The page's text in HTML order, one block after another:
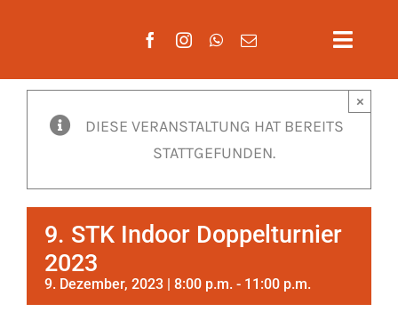
Toggle
Aktuelles
DIESE VERANSTALTUNG HAT BEREITS
STATTGEFUNDEN.
×
9. STK Indoor Doppelturnier
2023
9. Dezember, 2023 | 8:00 p.m. - 11:00 p.m.